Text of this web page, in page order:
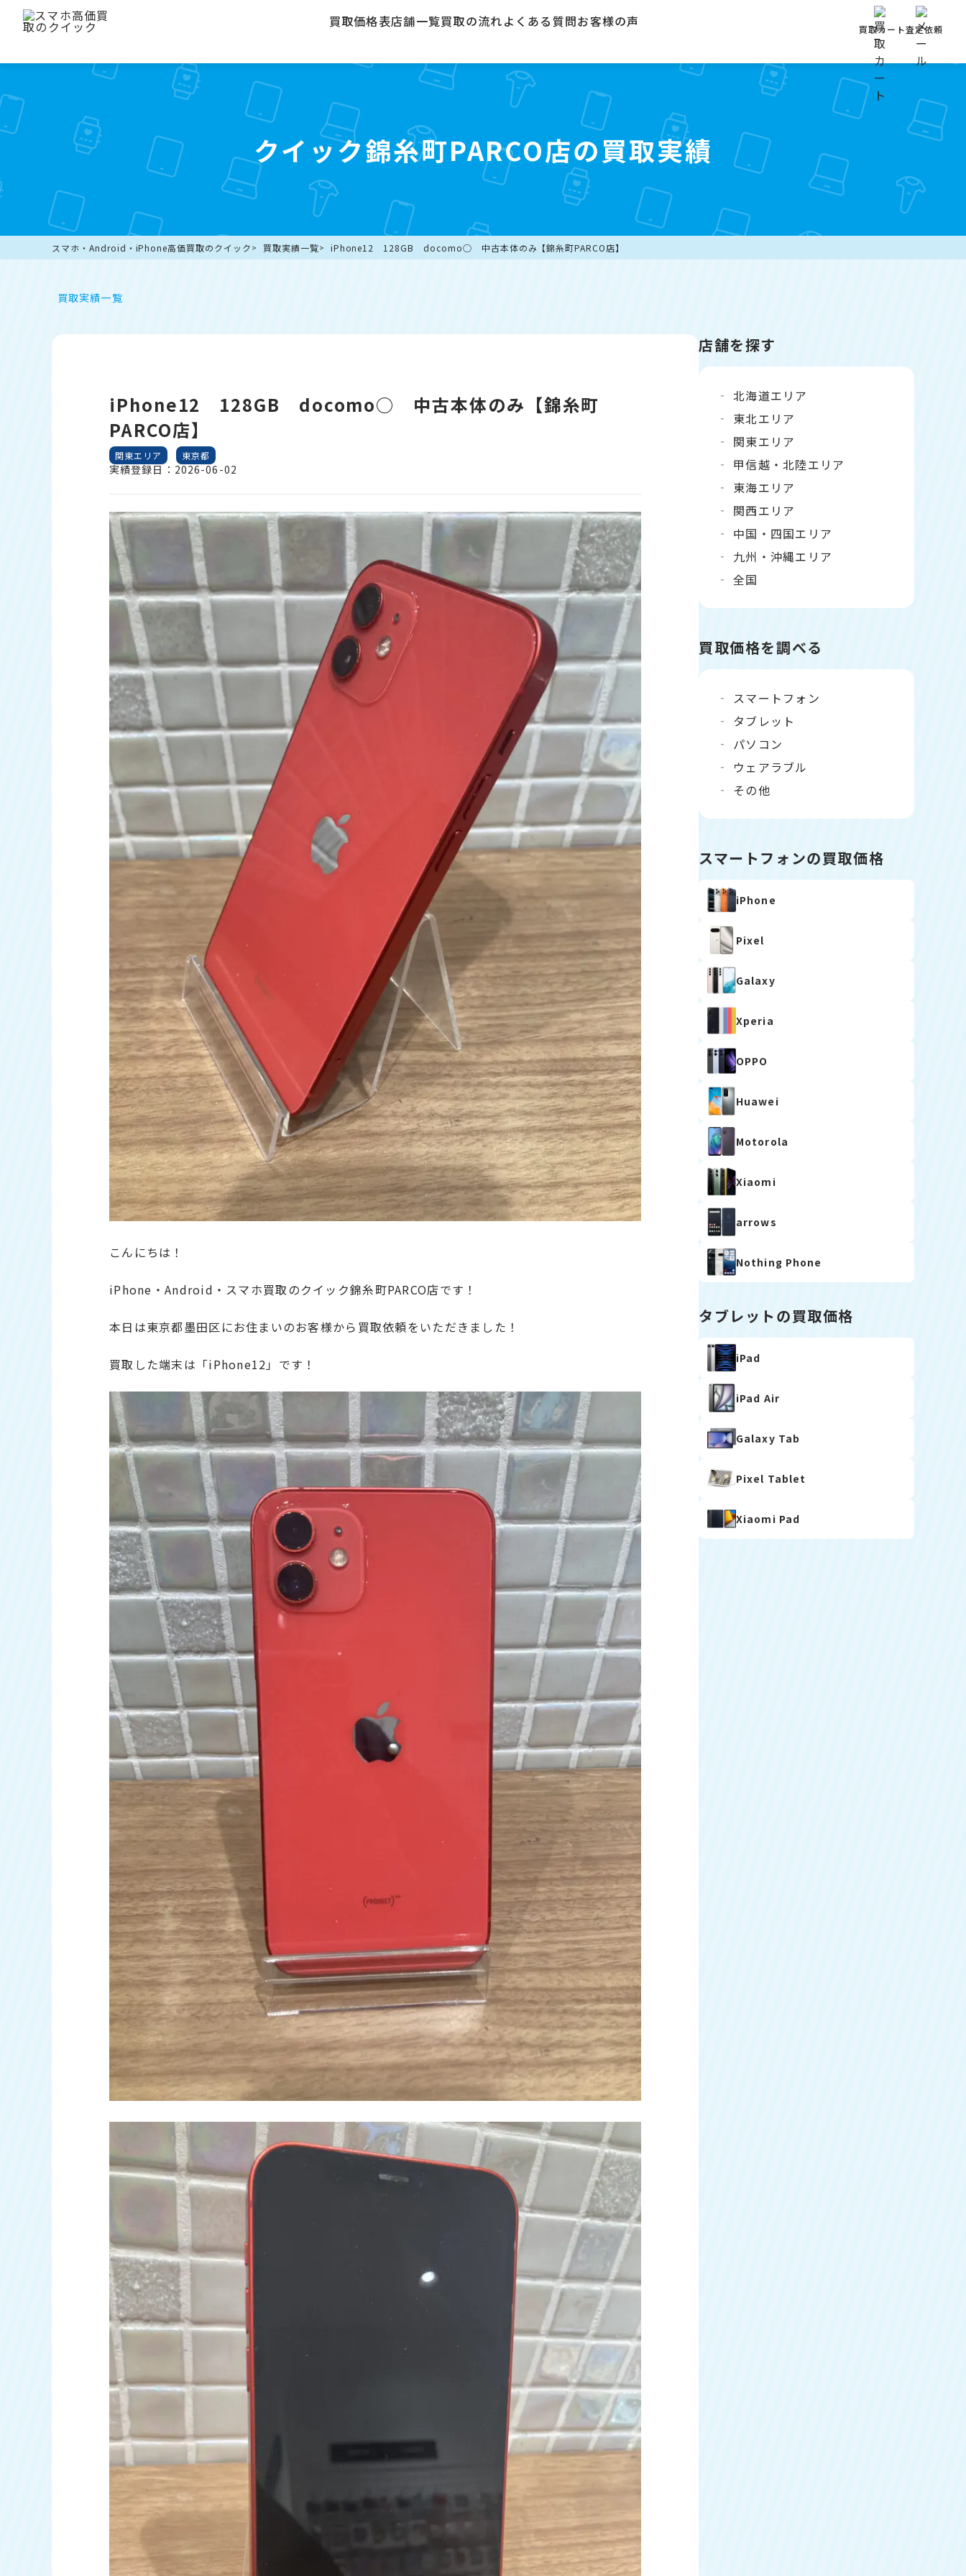
買取価格表店舗一覧買取の流れよくある質問お客様の声 買取カート査定依頼
クイック錦糸町PARCO店の買取実績
スマホ・Android・iPhone高価買取のクイック 買取実績一覧 iPhone12 128GB docomo○ 中古本体のみ【錦糸町PARCO店】
買取実績一覧
iPhone12 128GB docomo○ 中古本体のみ【錦糸町
PARCO店】
関東エリア 東京都
実績登録日：2026-06-02
こんにちは！
iPhone・Android・スマホ買取のクイック錦糸町PARCO店です！
本日は東京都墨田区にお住まいのお客様から買取依頼をいただきました！
買取した端末は「iPhone12」です！
店舗を探す
北海道エリア
東北エリア
関東エリア
甲信越・北陸エリア
東海エリア
関西エリア
中国・四国エリア
九州・沖縄エリア
全国
買取価格を調べる
スマートフォン
タブレット
パソコン
ウェアラブル
その他
スマートフォンの買取価格
iPhone
Pixel
Galaxy
Xperia
OPPO
Huawei
Motorola
Xiaomi
arrows
Nothing Phone
タブレットの買取価格
iPad
iPad Air
Galaxy Tab
Pixel Tablet
Xiaomi Pad